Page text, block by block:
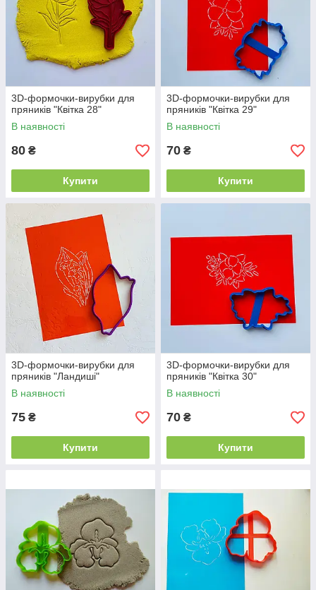
3D-формочки-вирубки для
пряників "Квітка 28"
В наявності
80 ₴
Купити
3D-формочки-вирубки для
пряників "Квітка 29"
В наявності
70 ₴
Купити
3D-формочки-вирубки для
пряників "Ландиші"
В наявності
75 ₴
Купити
3D-формочки-вирубки для
пряників "Квітка 30"
В наявності
70 ₴
Купити